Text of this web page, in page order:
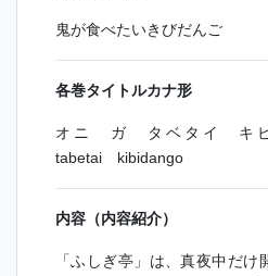
鬼が食べたいきびだんご
各巻タイトルカナ形
オニ ガ タベタイ キ
tabetai kibidango
内容（内容紹介）
「ふしぎ亭」は、真夜中だ